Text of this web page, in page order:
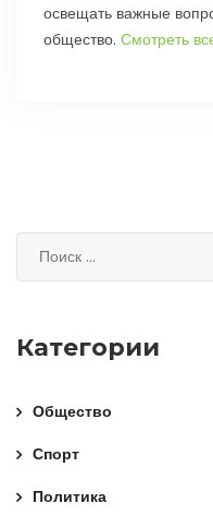
освещать важные
общество. Смотреть
Категории
Общество
Спорт
Политика